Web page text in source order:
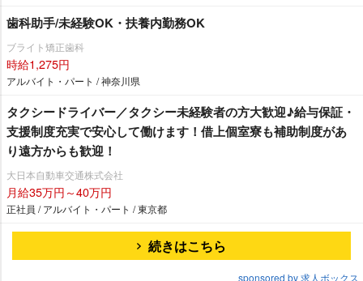
歯科助手/未経験OK・扶養内勤務OK
ブライト矯正歯科
時給1,275円
アルバイト・パート / 神奈川県
タクシードライバー／タクシー未経験者の方大歓迎♪給与保証・
支援制度充実で安心して働けます！借上個室寮も補助制度があ
り遠方からも歓迎！
大日本自動車交通株式会社
月給35万円～40万円
正社員 / アルバイト・パート / 東京都
続きはこちら
sponsored by 求人ボックス